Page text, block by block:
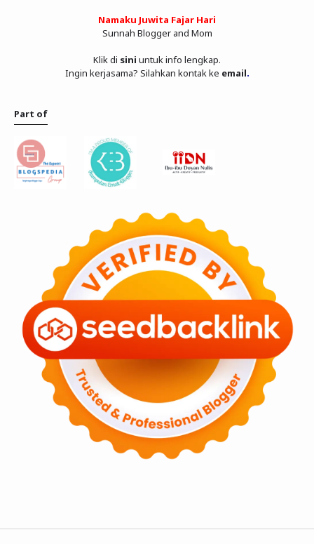
Namaku Juwita Fajar Hari
Sunnah Blogger and Mom
Klik di sini untuk info lengkap.
Ingin kerjasama? Silahkan kontak ke email.
Part of